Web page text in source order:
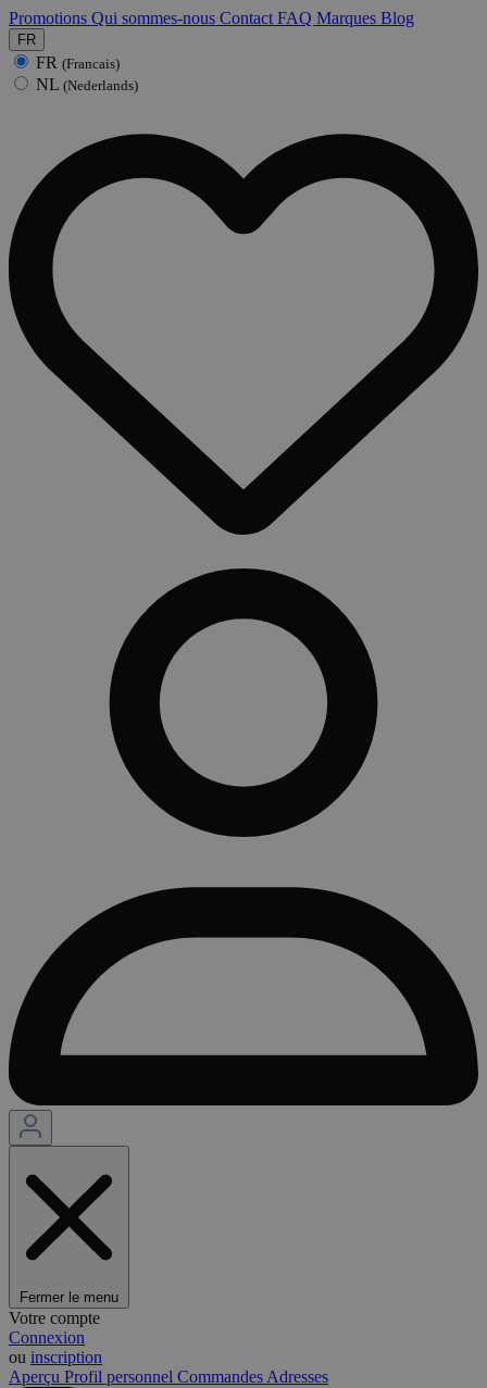
Promotions Qui sommes-nous Contact FAQ Marques Blog
FR
FR (Francais)
NL (Nederlands)
Fermer le menu
Votre compte
Connexion
ou inscription
Aperçu Profil personnel Commandes Adresses